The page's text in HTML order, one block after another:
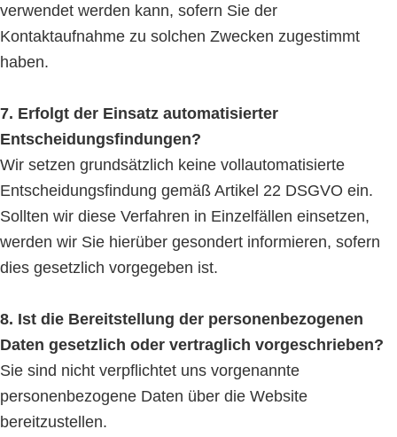
verwendet werden kann, sofern Sie der
Kontaktaufnahme zu solchen Zwecken zugestimmt
haben.
7. Erfolgt der Einsatz automatisierter
Entscheidungsfindungen?
Wir setzen grundsätzlich keine vollautomatisierte
Entscheidungsfindung gemäß Artikel 22 DSGVO ein.
Sollten wir diese Verfahren in Einzelfällen einsetzen,
werden wir Sie hierüber gesondert informieren, sofern
dies gesetzlich vorgegeben ist.
8. Ist die Bereitstellung der personenbezogenen
Daten gesetzlich oder vertraglich vorgeschrieben?
Sie sind nicht verpflichtet uns vorgenannte
personenbezogene Daten über die Website
bereitzustellen.